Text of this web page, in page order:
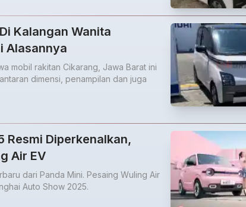
Kalangan Wanita
Alasannya
mobil rakitan Cikarang, Jawa Barat ini
dimensi, penampilan dan juga
Resmi Diperkenalkan,
Air EV
dari Panda Mini. Pesaing Wuling Air
Auto Show 2025.